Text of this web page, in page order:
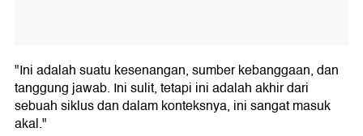
"Ini adalah suatu kesenangan, sumber kebanggaan, dan
tanggung jawab. Ini sulit, tetapi ini adalah akhir dari
sebuah siklus dan dalam konteksnya, ini sangat masuk
akal."